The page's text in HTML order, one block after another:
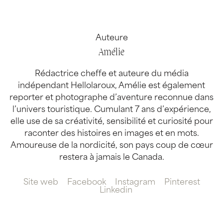
Auteure
Amélie
Rédactrice cheffe et auteure du média
indépendant Hellolaroux, Amélie est également
reporter et photographe d’aventure reconnue dans
l’univers touristique. Cumulant 7 ans d’expérience,
elle use de sa créativité, sensibilité et curiosité pour
raconter des histoires en images et en mots.
Amoureuse de la nordicité, son pays coup de cœur
restera à jamais le Canada.
Site web Facebook Instagram
Pinterest
Linkedin